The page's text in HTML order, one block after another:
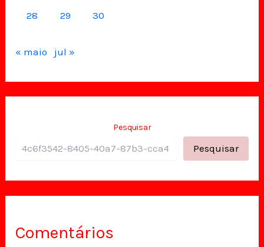
28
29 30
« maio jul »
Pesquisar
Pesquisar
Comentários